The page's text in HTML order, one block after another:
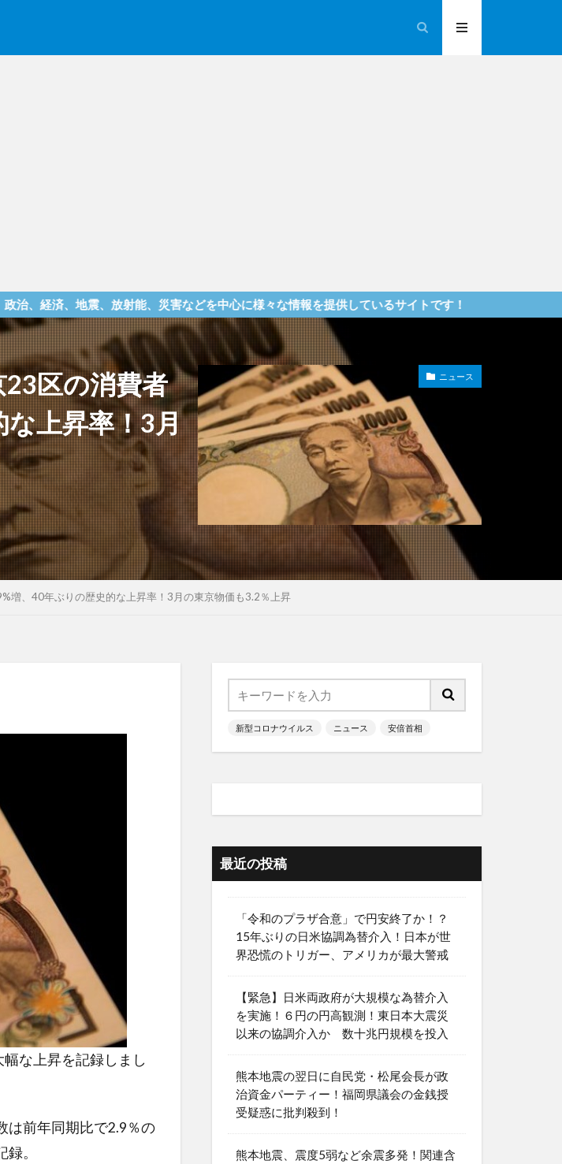
、放射能、災害などを中心に様々な情報を提供しているサイトです！
区の消費者
な上昇率！3月
ニュース
増、40年ぶりの歴史的な上昇率！3月の東京物価も3.2％上昇
な上昇を記録しまし
は前年同期比で2.9％の
。
新型コロナウイルス ニュース 安倍首相
最近の投稿
「令和のプラザ合意」で円安終了か！？
15年ぶりの日米協調為替介入！日本が世
界恐慌のトリガー、アメリカが最大警戒
【緊急】日米両政府が大規模な為替介入
を実施！６円の円高観測！東日本大震災
以来の協調介入か 数十兆円規模を投入
熊本地震の翌日に自民党・松尾会長が政
治資金パーティー！福岡県議会の金銭授
受疑惑に批判殺到！
熊本地震、震度5弱など余震多発！関連含